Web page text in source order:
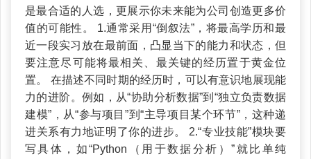
是最合适的人选，更展示你未来能为公司创造更多价
值的可能性。 1.通常采用“倒叙法”，将最高学历和最
近一段实习放在最前面，凸显当下的能力和状态，但
要注意尽可能将最相关、最关键的经历置于黄金位
置。 在描述不同时期的经历时，可以有意识地展现能
力的进阶。例如，从“协助分析数据”到“独立负责数据
建模”，从“参与项目”到“主导项目某个环节”，这种递
进关系有力地证明了你的进步。 2.“专业技能”模块要
写具体，如“Python（用于数据分析）”就比单纯